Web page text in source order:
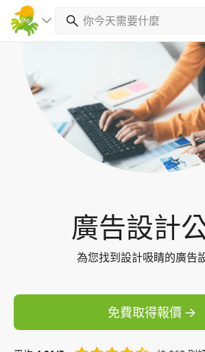
廣告設計
為您找到設計吸睛的廣告
免費取得報價